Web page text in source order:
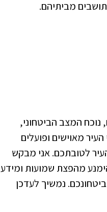
נוכח המצב הביטחוני,
מאוישים ופועלים
לטובתכם. אני מבקש
מהפצת שמועות ומידע
נמשיך לעדכן